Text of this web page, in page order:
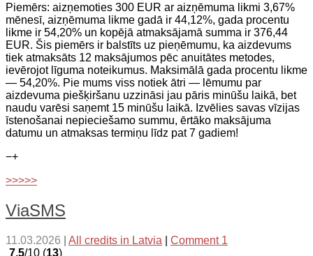
Piemērs: aizņemoties 300 EUR ar aizņēmuma likmi 3,67%
mēnesī, aizņēmuma likme gadā ir 44,12%, gada procentu
likme ir 54,20% un kopējā atmaksājamā summa ir 376,44
EUR. Šis piemērs ir balstīts uz pieņēmumu, ka aizdevums
tiek atmaksāts 12 maksājumos pēc anuitātes metodes,
ievērojot līguma noteikumus. Maksimālā gada procentu likme
— 54,20%. Pie mums viss notiek ātri — lēmumu par
aizdevuma piešķiršanu uzzināsi jau pāris minūšu laikā, bet
naudu varēsi saņemt 15 minūšu laikā. Izvēlies savas vīzijas
īstenošanai nepieciešamo summu, ērtāko maksājuma
datumu un atmaksas termiņu līdz pat 7 gadiem!
−+
>>>>>
ViaSMS
11.03.2026 All credits in Latvia
Comment 1
7.5/10 (13)